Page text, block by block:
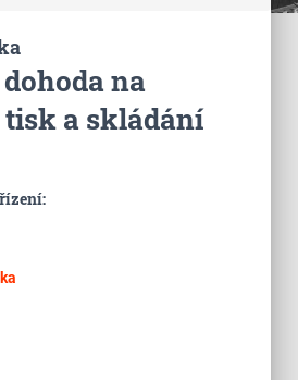
na
a skládání